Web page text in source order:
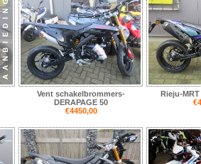
Vent schakelbrommers-
DERAPAGE 50
€4450,00
Rieju-MRT